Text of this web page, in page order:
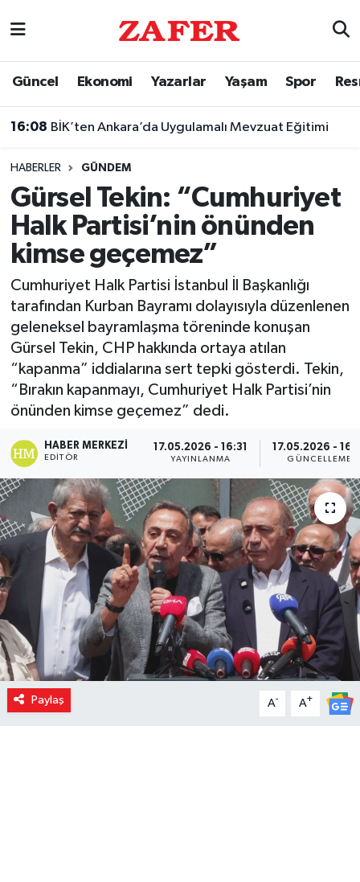
Güncel Ekonomi Yazarlar Yaşam Spor
16:08 BİK’ten Ankara’da Uygulamalı Mevzuat Eğitimi
HABERLER GÜNDEM
Gürsel Tekin: “Cumhuriyet
Halk Partisi’nin önünden
kimse geçemez”
Cumhuriyet Halk Partisi İstanbul İl Başkanlığı
tarafından Kurban Bayramı dolayısıyla düzenlenen
geleneksel bayramlaşma töreninde konuşan
Gürsel Tekin, CHP hakkında ortaya atılan
“kapanma” iddialarına sert tepki gösterdi. Tekin,
“Bırakın kapanmayı, Cumhuriyet Halk Partisi’nin
önünden kimse geçemez” dedi.
HABER MERKEZI
EDITÖR
17.05.2026 - 16:31
YAYINLANMA
17.05.2026 -
GÜNCELLEME
Paylaş A- A+
Nöbetçi Eczaneler
Trafik Durumu
Süper Lig Puan Durumu ve Fikstür
Tüm Manşetler
Son Dakika Haberleri
Haber Arşivi